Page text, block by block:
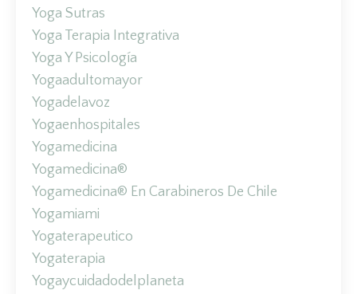
Yoga Sutras
Yoga Terapia Integrativa
Yoga Y Psicología
Yogaadultomayor
Yogadelavoz
Yogaenhospitales
Yogamedicina
Yogamedicina®
Yogamedicina® En Carabineros De Chile
Yogamiami
Yogaterapeutico
Yogaterapia
Yogaycuidadodelplaneta